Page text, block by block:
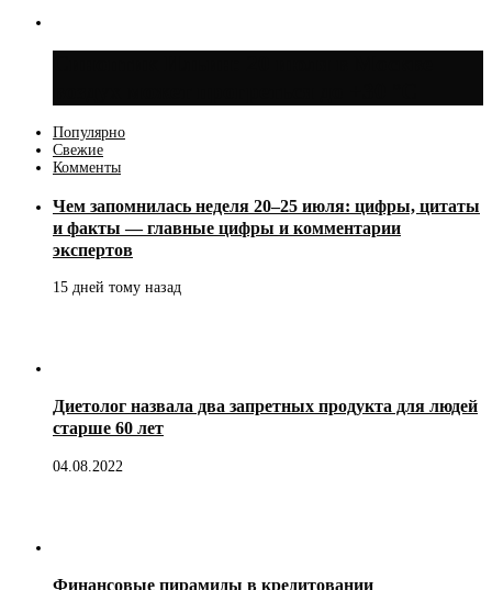
Популярно
Свежие
Комменты
Чем запомнилась неделя 20–25 июля: цифры, цитаты
и факты — главные цифры и комментарии
экспертов
15 дней тому назад
Диетолог назвала два запретных продукта для людей
старше 60 лет
04.08.2022
Финансовые пирамиды в кредитовании